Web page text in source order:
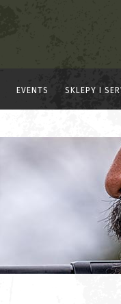
EVENTS SKLEPY I